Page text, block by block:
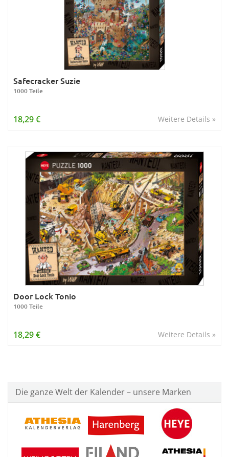
Safecracker Suzie
1000 Teile
Weitere Details »
18,29 €
Door Lock Tonio
1000 Teile
Weitere Details »
18,29 €
Die ganze Welt der Kalender – unsere Marken